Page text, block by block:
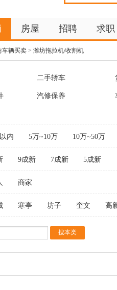
房屋 招聘 求职
车辆买卖 > 潍坊拖拉机/收割机
二手轿车
汽修保养
内 5万~10万 10万~50万
9成新 7成新 5成新
商家
寒亭 坊子 奎文 高